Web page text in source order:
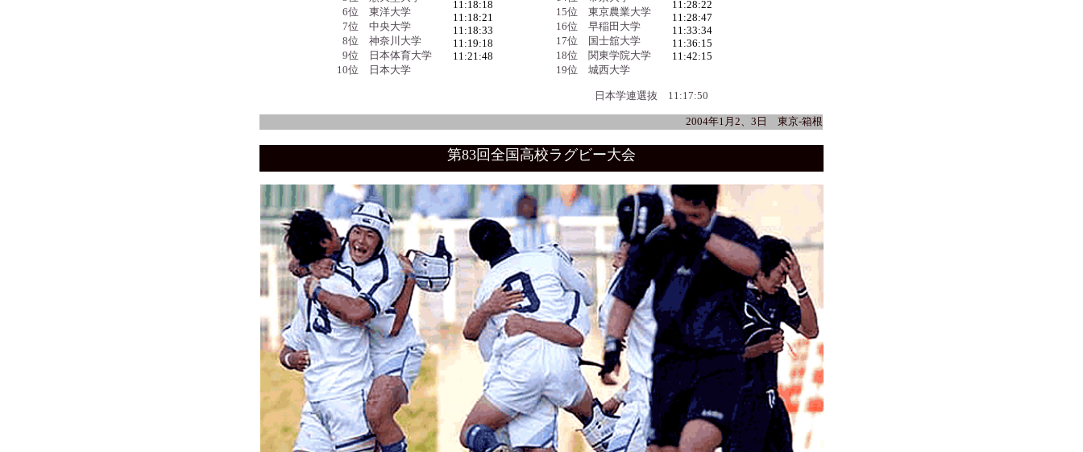
6位 東洋大学
7位 中央大学
8位 神奈川大学
9位 日本体育大学
10位 日本大学
11:18:18
11:18:21
11:18:33
11:19:18
11:21:48
15位 東京農業大学
16位 早稲田大学
17位 国士舘大学
18位 関東学院大学
19位 城西大学
11:28:22
11:28:47
11:33:34
11:36:15
11:42:15
日本学連選抜 11:17:50
2004年1月2、3日 東京-箱根
第83回全国高校ラグビー大会